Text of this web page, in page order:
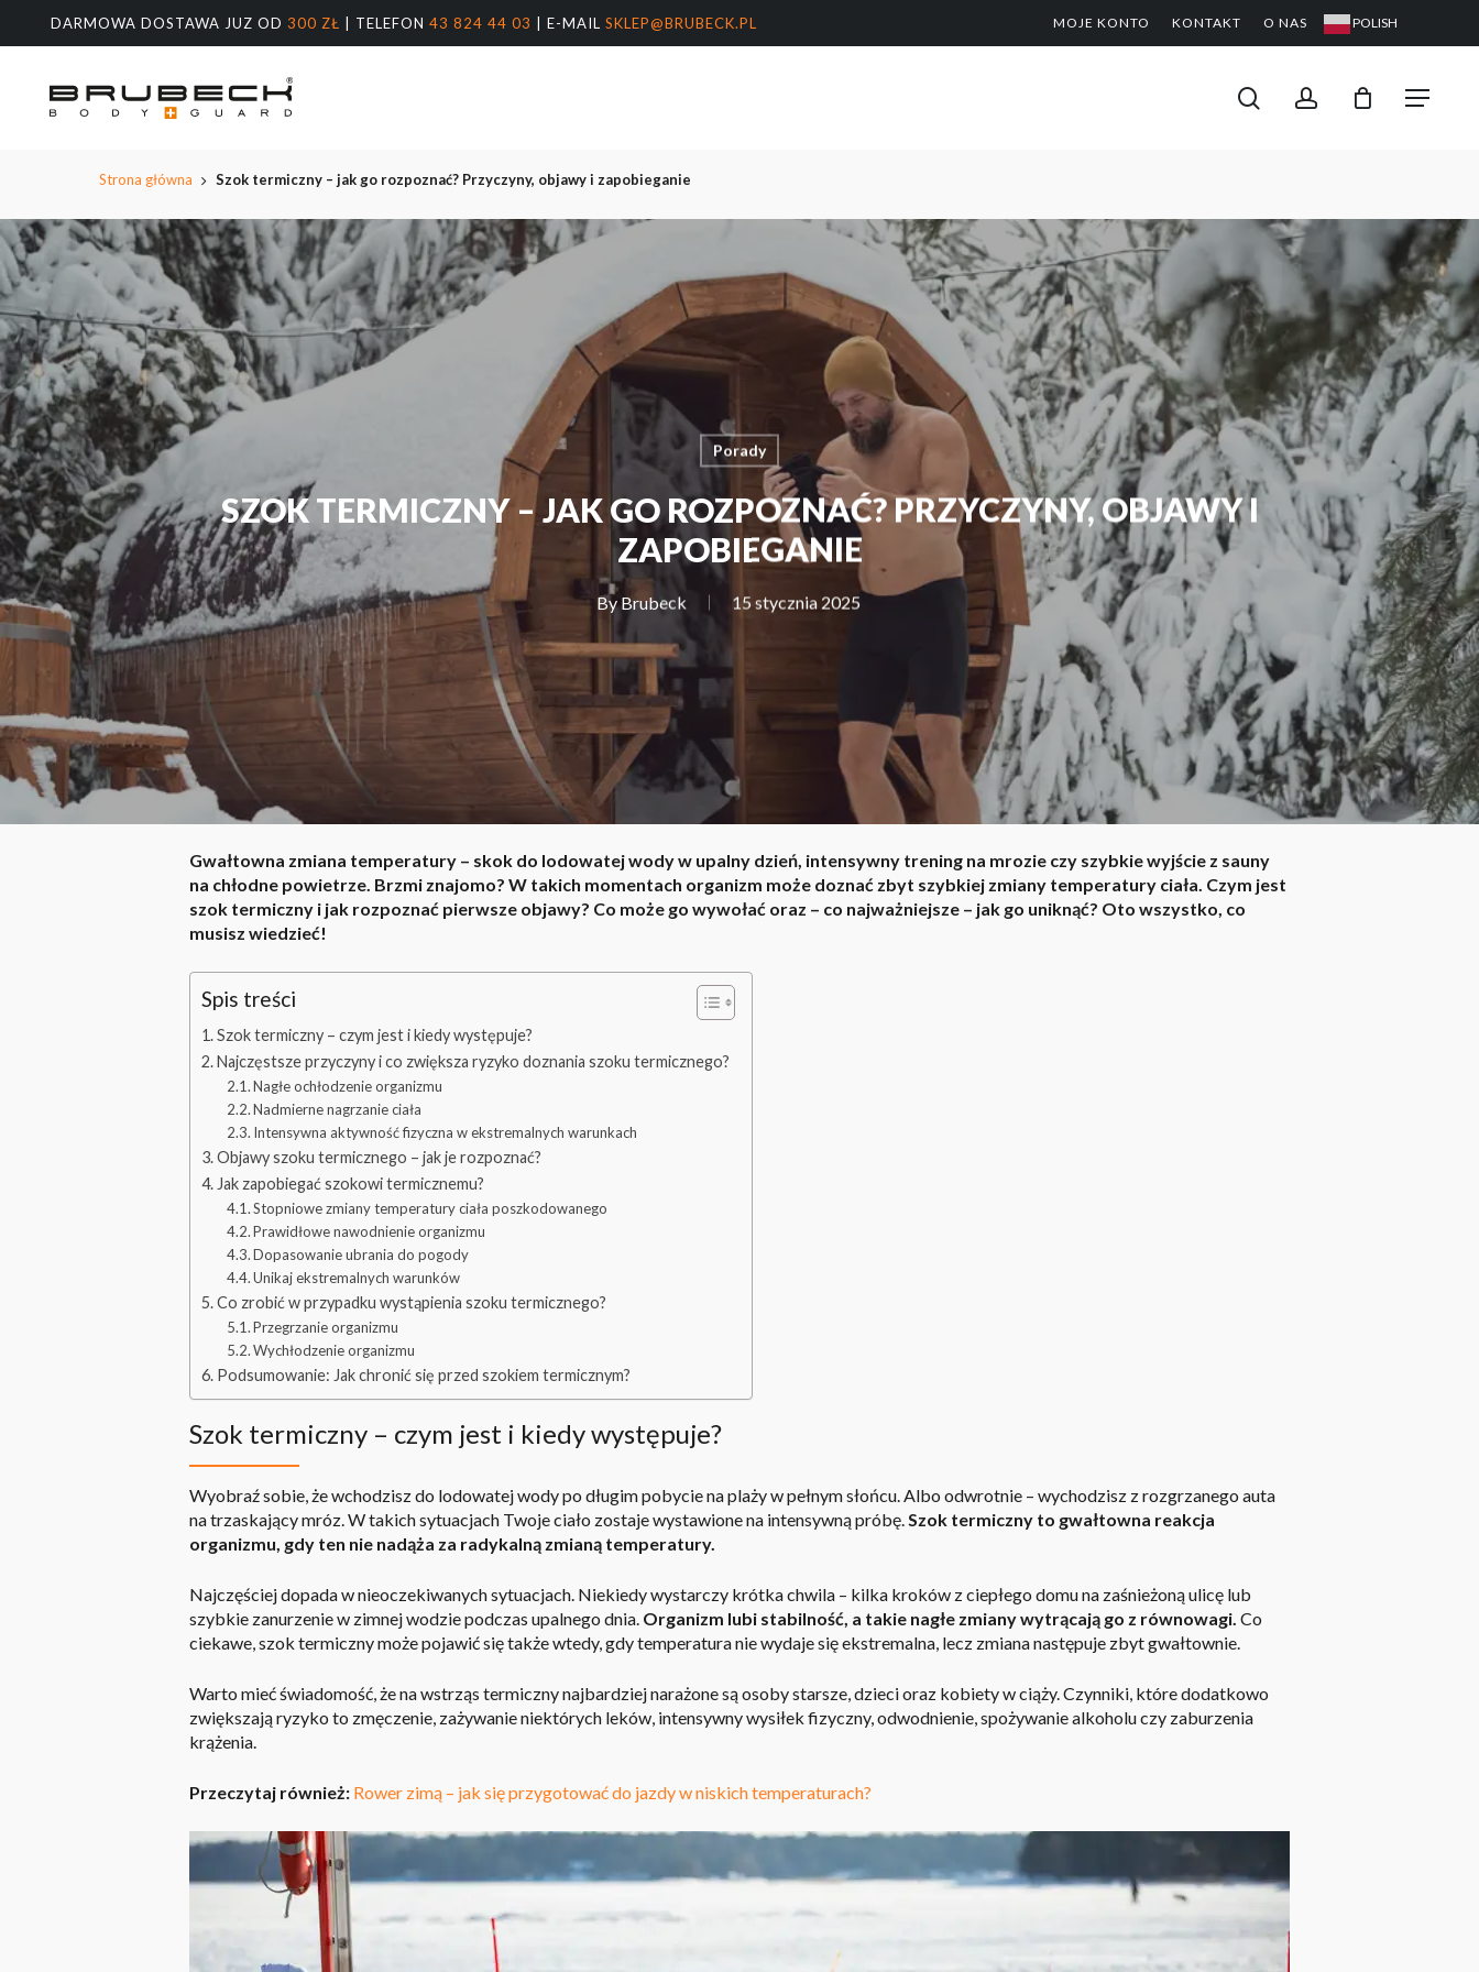
głównej
DARMOWA DOSTAWA JUZ OD 300 ZŁ | TELEFON 43 824 44 03 | E-MAIL SKLEP@BRUBECK.PL MOJE KONTO KONTAKT O NAS POLISH
Menu
searchaccount
Koszyk CLOSE
Strona główna Szok termiczny – jak go rozpoznać? Przyczyny, objawy i zapobieganie
Porady
SZOK TERMICZNY – JAK GO ROZPOZNAĆ? PRZYCZYNY, OBJAWY I
ZAPOBIEGANIE
By Brubeck 15 stycznia 2025
Gwałtowna zmiana temperatury – skok do lodowatej wody w upalny dzień, intensywny trening na mrozie czy szybkie wyjście z sauny
na chłodne powietrze. Brzmi znajomo? W takich momentach organizm może doznać zbyt szybkiej zmiany temperatury ciała. Czym jest
szok termiczny i jak rozpoznać pierwsze objawy? Co może go wywołać oraz – co najważniejsze – jak go uniknąć? Oto wszystko, co
musisz wiedzieć!
Spis treści
Szok termiczny – czym jest i kiedy występuje?
Najczęstsze przyczyny i co zwiększa ryzyko doznania szoku termicznego?
Nagłe ochłodzenie organizmu
Nadmierne nagrzanie ciała
Intensywna aktywność fizyczna w ekstremalnych warunkach
Objawy szoku termicznego – jak je rozpoznać?
Jak zapobiegać szokowi termicznemu?
Stopniowe zmiany temperatury ciała poszkodowanego
Prawidłowe nawodnienie organizmu
Dopasowanie ubrania do pogody
Unikaj ekstremalnych warunków
Co zrobić w przypadku wystąpienia szoku termicznego?
Przegrzanie organizmu
Wychłodzenie organizmu
Podsumowanie: Jak chronić się przed szokiem termicznym?
Szok termiczny – czym jest i kiedy występuje?
Wyobraź sobie, że wchodzisz do lodowatej wody po długim pobycie na plaży w pełnym słońcu. Albo odwrotnie – wychodzisz z rozgrzanego auta
na trzaskający mróz. W takich sytuacjach Twoje ciało zostaje wystawione na intensywną próbę. Szok termiczny to gwałtowna reakcja
organizmu, gdy ten nie nadąża za radykalną zmianą temperatury.
Najczęściej dopada w nieoczekiwanych sytuacjach. Niekiedy wystarczy krótka chwila – kilka kroków z ciepłego domu na zaśnieżoną ulicę lub
szybkie zanurzenie w zimnej wodzie podczas upalnego dnia. Organizm lubi stabilność, a takie nagłe zmiany wytrącają go z równowagi. Co
ciekawe, szok termiczny może pojawić się także wtedy, gdy temperatura nie wydaje się ekstremalna, lecz zmiana następuje zbyt gwałtownie.
Warto mieć świadomość, że nawstrząs termicznynajbardziej narażone sąosoby starsze , dzieci oraz kobiety w ciąży. Czynniki, które dodatkowo
zwiększają ryzyko to zmęczenie, zażywanie niektórych leków , intensywny wysiłek fizyczny, odwodnienie, spożywanie alkoholu czy zaburzenia
krążenia
Przeczytaj również: Rower zimą – jak się przygotować do jazdy w niskich temperaturach?